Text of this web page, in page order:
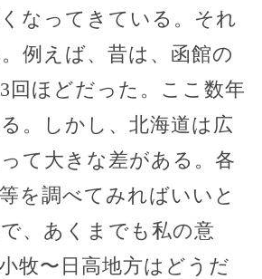
なってきている。それ
例えば、昔は、函館の
回ほどだった。ここ数年
。しかし、北海道は広
て大きな差がある。各
を調べてみればいいと
、あくまでも私の意
牧〜日高地方はどうだ